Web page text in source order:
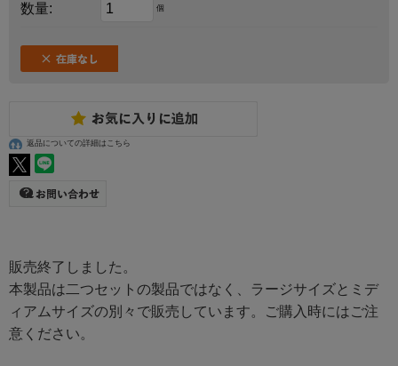
数量: 個
返品についての詳細はこちら
販売終了しました。
本製品は二つセットの製品ではなく、ラージサイズとミデ
ィアムサイズの別々で販売しています。ご購入時にはご注
意ください。